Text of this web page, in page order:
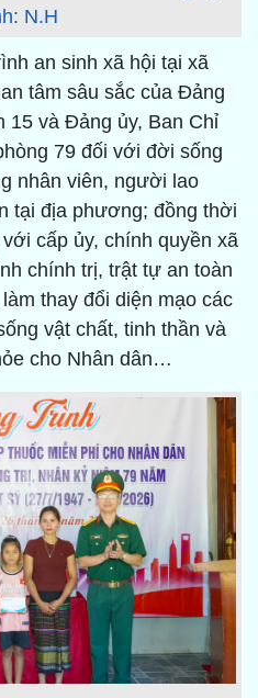
N.H
an sinh xã hội tại xã
tâm sâu sắc của Đảng
15 và Đảng ủy, Ban Chỉ
79 đối với đời sống
nhân viên, người lao
tại địa phương; đồng thời
cấp ủy, chính quyền xã
chính trị, trật tự an toàn
thay đổi diện mạo các
vật chất, tinh thần và
cho Nhân dân…